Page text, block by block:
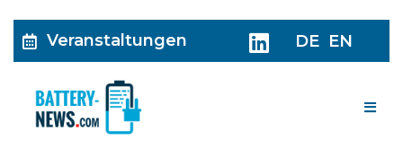
Veranstaltungen DE EN